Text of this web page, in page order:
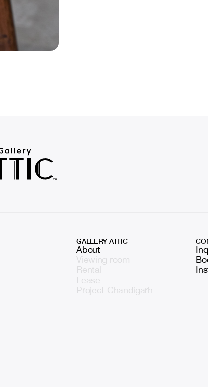
GALLERY ATTIC
About
Viewing room
Rental
Lease
Project Chandigarh